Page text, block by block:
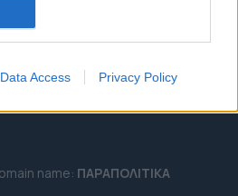
Data Access Privacy Policy
Ανδρέα Συγγρού 188, 17671,
name: ΠΑΡΑΠΟΛΙΤΙΚΑ